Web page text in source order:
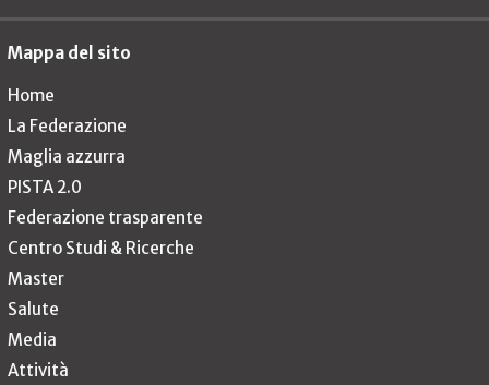
Mappa del sito
Home
La Federazione
Maglia azzurra
PISTA 2.0
Federazione trasparente
Centro Studi & Ricerche
Master
Salute
Media
Attività